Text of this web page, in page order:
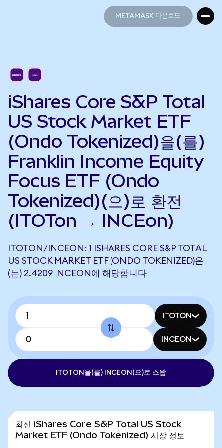
METAMASK 다운로드
iShares Core S&P Total
US Stock Market ETF
(Ondo Tokenized)을(를)
Franklin Income Equity
Focus ETF (Ondo
Tokenized)(으)로 환전
(ITOTon → INCEon)
ITOTON/INCEON: 1 ISHARES CORE S&P TOTAL
US STOCK MARKET ETF (ONDO TOKENIZED)은
(는) 2.4209 INCEON에 해당합니다
ITOTON
INCEON
ITOTON을(를) INCEON(으)로 스왑
최신 iShares Core S&P Total US Stock
Market ETF (Ondo Tokenized) 시장 정보